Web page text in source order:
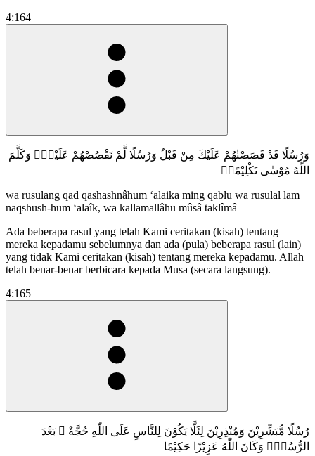
4:164
وَرُسُلًا قَدْ قَصَصْنٰهُمْ عَلَيْكَ مِنْ قَبْلُ وَرُسُلًا لَّمْ نَقْصُصْهُمْ عَلَيْكَۗ وَكَلَّمَ
اللّٰهُ مُوْسٰى تَكْلِيْمًاۚ
wa rusulang qad qashashnâhum ‘alaika ming qablu wa rusulal lam
naqshush-hum ‘alaîk, wa kallamallâhu mûsâ taklîmâ
Ada beberapa rasul yang telah Kami ceritakan (kisah) tentang
mereka kepadamu sebelumnya dan ada (pula) beberapa rasul (lain)
yang tidak Kami ceritakan (kisah) tentang mereka kepadamu. Allah
telah benar-benar berbicara kepada Musa (secara langsung).
4:165
رُسُلًا مُّبَشِّرِيْنَ وَمُنْذِرِيْنَ لِئَلَّا يَكُوْنَ لِلنَّاسِ عَلَى اللّٰهِ حُجَّةٌ ۢ بَعْدَ
الرُّسُلِۗ وَكَانَ اللّٰهُ عَزِيْزًا حَكِيْمًا